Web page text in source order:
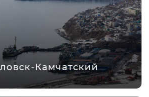
Камчатский